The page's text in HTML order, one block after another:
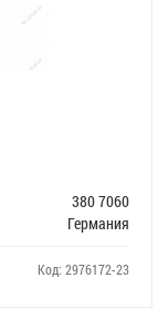
380 7060
Германия
Код: 2976172-23